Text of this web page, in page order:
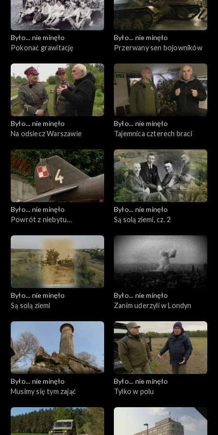
Było... nie minęło
Pokonać grawitację
Było... nie minęło
Przerwany sen bojowników
Było... nie minęło
Na odsiecz Warszawie
Było... nie minęło
Tajemnica czterech braci
Było... nie minęło
Powrót z niebytu…
Było... nie minęło
Są solą ziemi, cz. 2
Było... nie minęło
Są solą ziemi
Było... nie minęło
Zanim uderzyli w Londyn
Było... nie minęło
Musimy się tym zająć
Było... nie minęło
Tylko w polu